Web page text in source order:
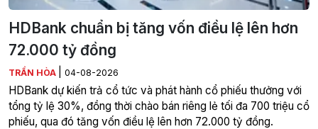
HDBank chuẩn bị tăng vốn điều lệ lên hơn
72.000 tỷ đồng
TRẦN HÒA 04-08-2026
HDBank dự kiến trả cổ tức và phát hành cổ phiếu thưởng với
tổng tỷ lệ 30%, đồng thời chào bán riêng lẻ tối đa 700 triệu cổ
phiếu, qua đó tăng vốn điều lệ lên hơn 72.000 tỷ đồng.